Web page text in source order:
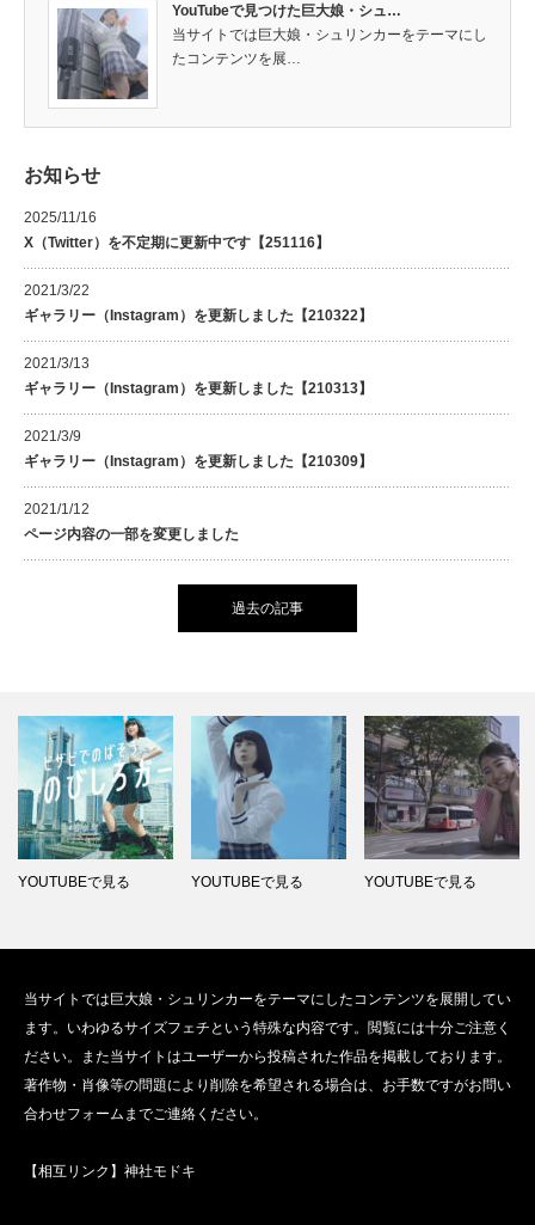
YouTubeで見つけた巨大娘・シュ…
当サイトでは巨大娘・シュリンカーをテーマにし
たコンテンツを展…
お知らせ
2025/11/16
X（Twitter）を不定期に更新中です【251116】
2021/3/22
ギャラリー（Instagram）を更新しました【210322】
2021/3/13
ギャラリー（Instagram）を更新しました【210313】
2021/3/9
ギャラリー（Instagram）を更新しました【210309】
2021/1/12
ページ内容の一部を変更しました
過去の記事
YOUTUBEで見る YOUTUBEで見る YOUTUBEで見る
当サイトでは巨大娘・シュリンカーをテーマにしたコンテンツを展開してい
ます。いわゆるサイズフェチという特殊な内容です。閲覧には十分ご注意く
ださい。また当サイトはユーザーから投稿された作品を掲載しております。
著作物・肖像等の問題により削除を希望される場合は、お手数ですがお問い
合わせフォームまでご連絡ください。
【相互リンク】 神社モドキ